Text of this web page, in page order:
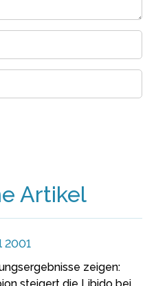
Artikel
2001
zeigen:
steigert die Libido bei